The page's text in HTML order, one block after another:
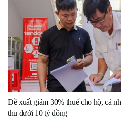
Đề xuất giảm 30% thuế cho hộ, cá
thu dưới 10 tỷ đồng